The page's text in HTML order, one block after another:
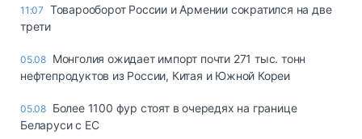
11:07 Товарооборот России и Армении сократился на две
трети
05.08 Монголия ожидает импорт почти 271 тыс. тонн
нефтепродуктов из России, Китая и Южной Кореи
05.08 Более 1100 фур стоят в очередях на границе
Беларуси с ЕС